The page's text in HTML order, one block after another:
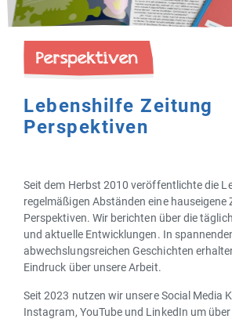
Perspektiven
Lebenshilfe Zeitung
Perspektiven
Seit dem Herbst 2010 veröffentlichte die
regelmäßigen Abständen eine hauseigene
Perspektiven. Wir berichten über die
und aktuelle Entwicklungen. In
abwechslungsreichen Geschichten
Eindruck über unsere Arbeit.
Seit 2023 nutzen wir unsere Social Media
Instagram, YouTube und LinkedIn um